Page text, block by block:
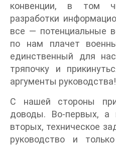
конвенции, в том
разработки
все — потенциальные
по нам плачет
единственный для
тряпочку и
аргументы руководства!
С нашей стороны
доводы. Во-первых, а
вторых, техническое
руководство и